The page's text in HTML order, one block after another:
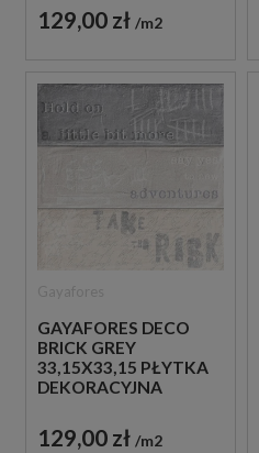
129,00 zł m2
GAYAFORES DECO
BRICK GREY
33,15X33,15 PŁYTKA
DEKORACYJNA
129,00 zł m2